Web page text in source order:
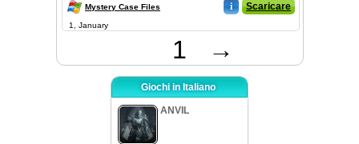
Mystery Case Files i Scaricare
1, January
1 →
Giochi in Italiano
ANVIL